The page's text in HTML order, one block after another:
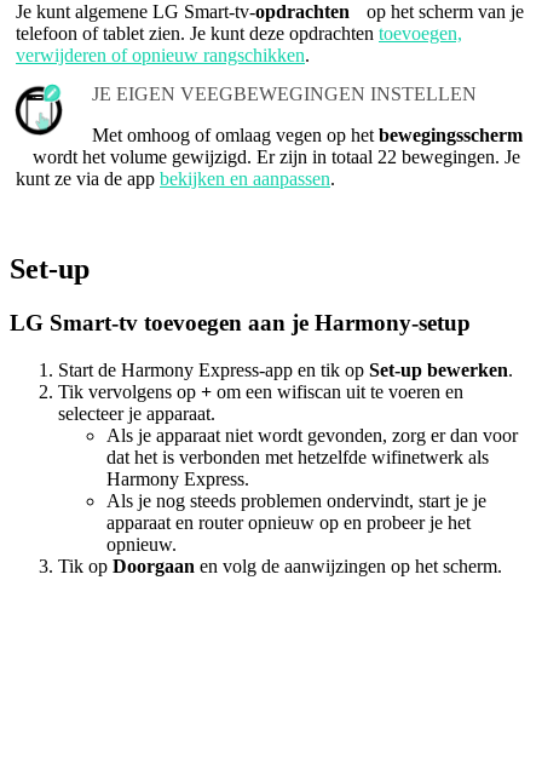
Je kunt algemene LG Smart-tv-opdrachten
op het scherm van je
telefoon of tablet zien. Je kunt deze opdrachten toevoegen,
verwijderen of opnieuw rangschikken.
JE EIGEN VEEGBEWEGINGEN INSTELLEN
Met omhoog of omlaag vegen op hetbewegingsscherm
wordt het volume gewijzigd. Er zijn in totaal 22 bewegingen. Je
kunt ze via de app bekijken en aanpassen.
Set-up
LG Smart-tv toevoegen aan je Harmony-setup
Start de Harmony Express-app en tik op Set-up bewerken.
Tik vervolgens op + om een wifiscan uit te voeren en
selecteer je apparaat.
Als je apparaat niet wordt gevonden, zorg er dan voor
dat het is verbonden met hetzelfde wifinetwerk als
Harmony Express.
Als je nog steeds problemen ondervindt, start je je
apparaat en router opnieuw op en probeer je het
opnieuw.
Tik op Doorgaan en volg de aanwijzingen op het scherm.